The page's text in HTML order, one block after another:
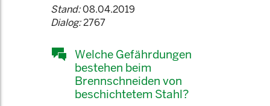
Stand:08.04.2019
Dialog:2767
Welche Gefährdungen
bestehen beim
Brennschneiden von
beschichtetem Stahl?